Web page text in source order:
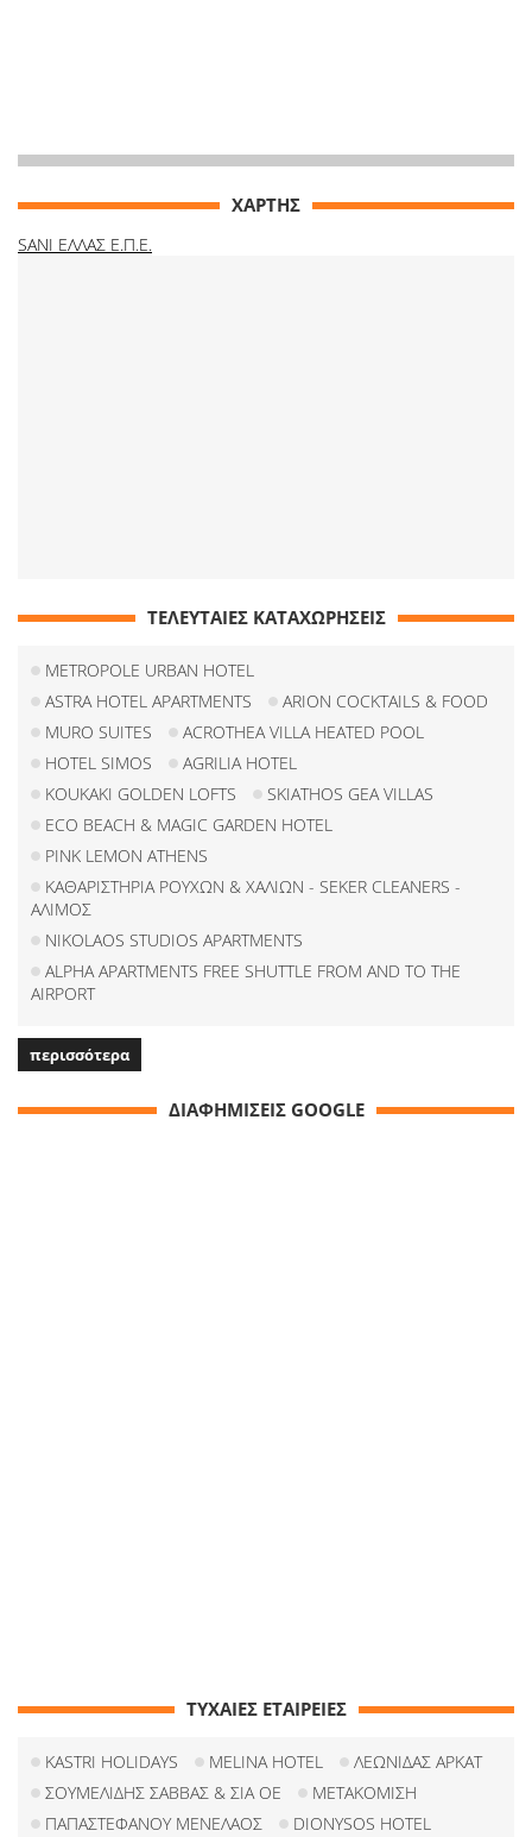
ΧΑΡΤΗΣ
SANI ΕΛΛΑΣ Ε.Π.Ε.
ΤΕΛΕΥΤΑΙΕΣ ΚΑΤΑΧΩΡΗΣΕΙΣ
METROPOLE URBAN HOTEL
ASTRA HOTEL APARTMENTS
ARION COCKTAILS & FOOD
MURO SUITES
ACROTHEA VILLA HEATED POOL
HOTEL SIMOS
AGRILIA HOTEL
KOUKAKI GOLDEN LOFTS
SKIATHOS GEA VILLAS
ECO BEACH & MAGIC GARDEN HOTEL
PINK LEMON ATHENS
ΚΑΘΑΡΙΣΤΗΡΙΑ ΡΟΥΧΩΝ & ΧΑΛΙΩΝ - SEKER CLEANERS -
ΑΛΙΜΟΣ
NIKOLAOS STUDIOS APARTMENTS
ALPHA APARTMENTS FREE SHUTTLE FROM AND TO THE
AIRPORT
περισσότερα
ΔΙΑΦΗΜΙΣΕΙΣ GOOGLE
ΤΥΧΑΙΕΣ ΕΤΑΙΡΕΙΕΣ
KASTRI HOLIDAYS MELINA HOTEL
ΛΕΩΝΙΔΑΣ ΑΡΚΑΤ
ΣΟΥΜΕΛΙΔΗΣ ΣΑΒΒΑΣ & ΣΙΑ ΟΕ
ΜΕΤΑΚΟΜΙΣΗ
ΠΑΠΑΣΤΕΦΑΝΟΥ ΜΕΝΕΛΑΟΣ
DIONYSOS HOTEL